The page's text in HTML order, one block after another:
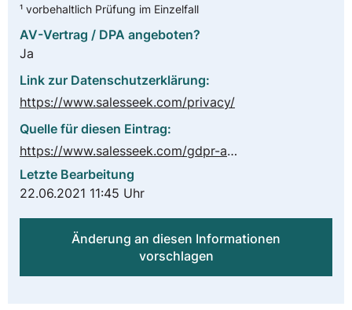
¹ vorbehaltlich Prüfung im Einzelfall
AV-Vertrag / DPA angeboten?
Ja
Link zur Datenschutzerklärung:
https://www.salesseek.com/privacy/
Quelle für diesen Eintrag:
https://www.salesseek.com/gdpr-addendum/
Letzte Bearbeitung
22.06.2021 11:45 Uhr
Änderung an diesen Informationen
vorschlagen